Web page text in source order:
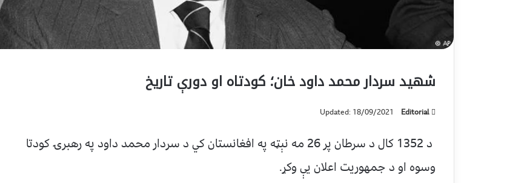
شهيد سردار محمد داود خان؛ کودتاه او دورې تاریخ
Editorial
Updated: 18/09/2021
د 1352 كال د سرطان پر 26 مه نېټه په افغانستان كي د سردار محمد داود په رهبرۍ كودتا
وسوه او د جمهوريت اعلان يې وكړ.